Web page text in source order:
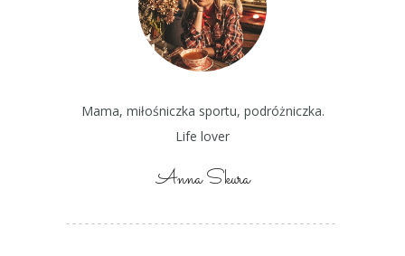
Mama, miłośniczka sportu, podróżniczka.
Life lover
Anna Skura